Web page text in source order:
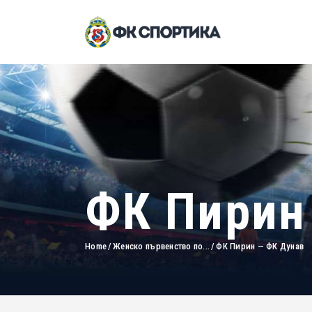
ФК
Home Женско първенство по... ФК Пирин — ФК Дунав